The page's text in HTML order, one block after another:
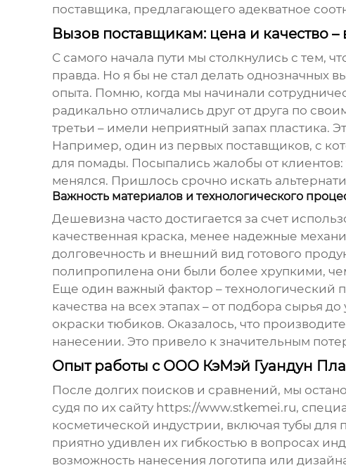
поставщика, предлагающего адекватное
Вызов поставщикам: цена и качество
С самого начала пути мы столкнулись с тем,
правда. Но я бы не стал делать однозначных
опыта. Помню, когда мы начинали
радикально отличались друг от друга по
третьи – имели неприятный запах пластика.
Например, один из первых поставщиков, с
для помады. Посыпались жалобы от
менялся. Пришлось срочно искать
Важность материалов и технологического
Дешевизна часто достигается за счет
качественная краска, менее надежные
долговечность и внешний вид готового
полипропилена они были более хрупкими,
Еще один важный фактор – технологический
качества на всех этапах – от подбора сырья
окраски тюбиков. Оказалось, что
нанесении. Это привело к значительным
Опыт работы с ООО КэМэй Гуандун
После долгих поисков и сравнений, мы
судя по их сайту https://www.stkemei.ru,
косметической индустрии, включая тубы для
приятно удивлен их гибкостью в вопросах
возможность нанесения логотипа или